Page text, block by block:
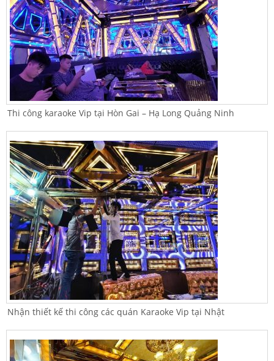
Thi công karaoke Vip tại Hòn Gai – Hạ Long Quảng Ninh
Nhận thiết kế thi công các quán Karaoke Vip tại Nhật